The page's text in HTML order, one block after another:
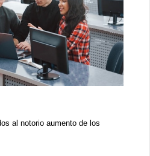
al notorio aumento de los